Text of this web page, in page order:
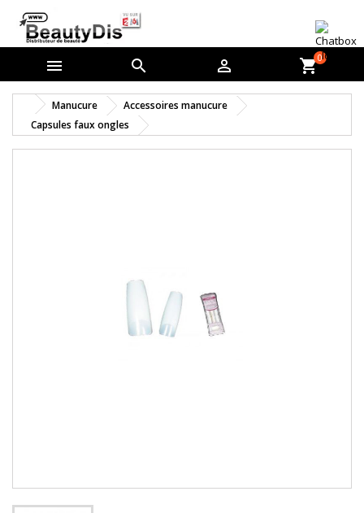
   shopping_cart0
Manucure
Accessoires manucure
Capsules faux ongles